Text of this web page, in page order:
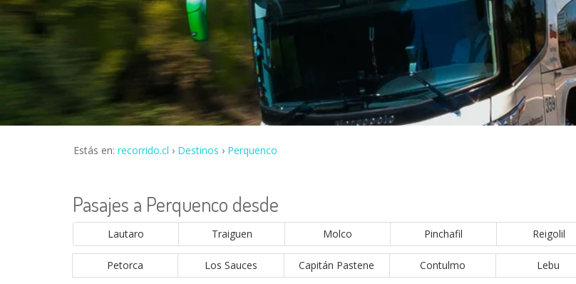
Estás en: recorrido.cl Destinos Perquenco
Pasajes a Perquenco desde
Lautaro Traiguen Molco Pinchafil Reigolil
Petorca Los Sauces Capitán Pastene Contulmo Lebu